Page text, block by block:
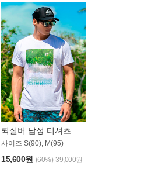
퀵실버 남성 티셔츠 MST357WQS
사이즈 S(90), M(95)
15,600원 (60%) 39,000원